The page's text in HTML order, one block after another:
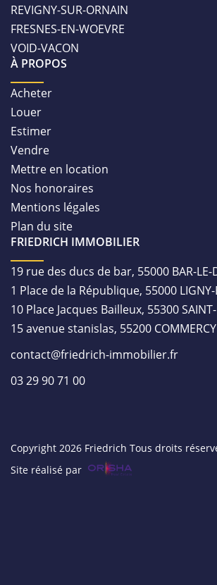
REVIGNY-SUR-ORNAIN
FRESNES-EN-WOEVRE
VOID-VACON
À PROPOS
Acheter
Louer
Estimer
Vendre
Mettre en location
Nos honoraires
Mentions légales
Plan du site
FRIEDRICH IMMOBILIER
19 rue des ducs de bar, 55000 BAR-LE-
1 Place de la République, 55000 LIGNY-
10 Place Jacques Bailleux, 55300
15 avenue stanislas, 55200 COMMERCY
contact@friedrich-immobilier.fr
03 29 90 71 00
Copyright 2026 Friedrich Tous droits
Site réalisé par